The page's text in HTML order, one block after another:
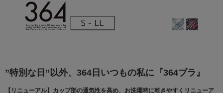
”特別な日”以外、364日いつもの私に『364ブラ』
【リニューアル】カップ部の通気性を高め、お洗濯時に乾きやすくリニューア